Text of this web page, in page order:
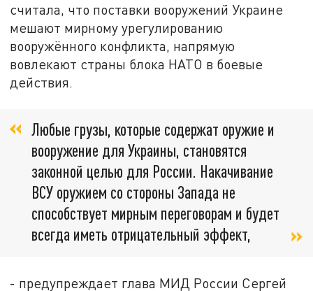
считала, что поставки вооружений Украине
мешают мирному урегулированию
вооружённого конфликта, напрямую
вовлекают страны блока НАТО в боевые
действия.
Любые грузы, которые содержат оружие и
вооружение для Украины, становятся
законной целью для России. Накачивание
ВСУ оружием со стороны Запада не
способствует мирным переговорам и будет
всегда иметь отрицательный эффект,
- предупреждает глава МИД России Сергей